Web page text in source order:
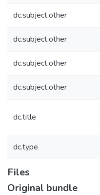
dc.subject.other
dc.subject.other
dc.subject.other
dc.subject.other
dc.title
dc.type
Files
Original bundle